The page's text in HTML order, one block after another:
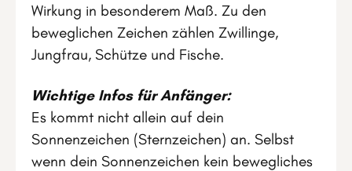
Wirkung in besonderem Maß. Zu den
beweglichen Zeichen zählen Zwillinge,
Jungfrau, Schütze und Fische.
Wichtige Infos für Anfänger:
Es kommt nicht allein auf dein
Sonnenzeichen (Sternzeichen) an. Selbst
wenn dein Sonnenzeichen kein bewegliches